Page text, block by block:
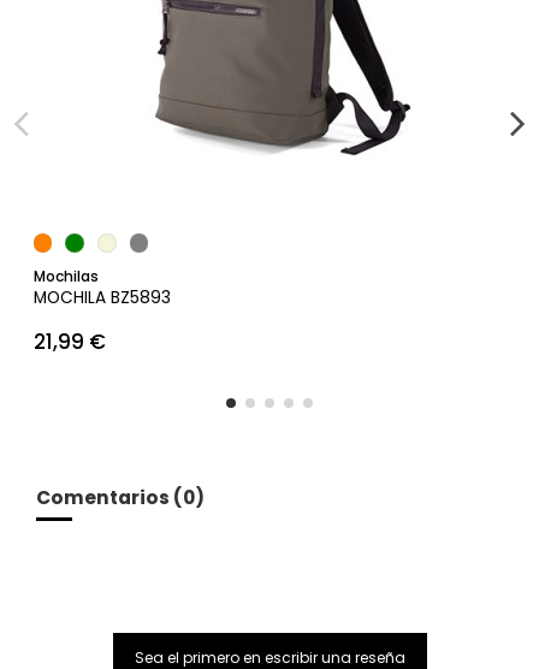
Mochilas
MOCHILA BZ5893
21,99 €
Añadir al carrito
Comentarios (0)
Sea el primero en escribir una reseña